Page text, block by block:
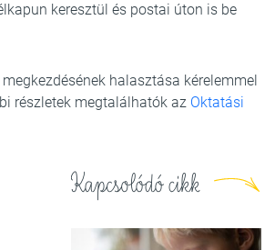
keresztül és postai úton is be
halasztása kérelemmel
részletek megtalálhatók az Oktatási
Kapcsolódó cikk